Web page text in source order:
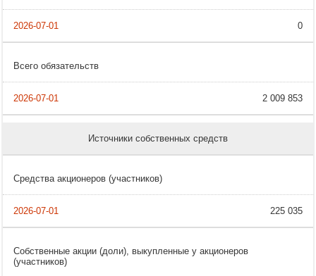
0
Всего обязательств
2 009 853
Источники собственных средств
Средства акционеров (участников)
225 035
Собственные акции (доли), выкупленные у акционеров
(участников)